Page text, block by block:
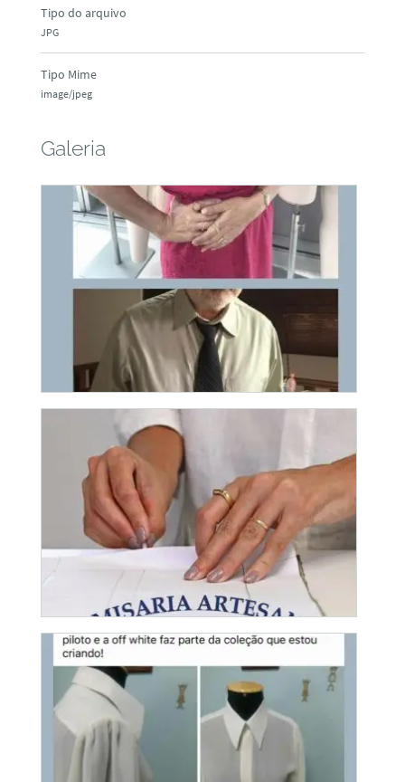
Tipo do arquivo
JPG
Tipo Mime
image/jpeg
Galeria